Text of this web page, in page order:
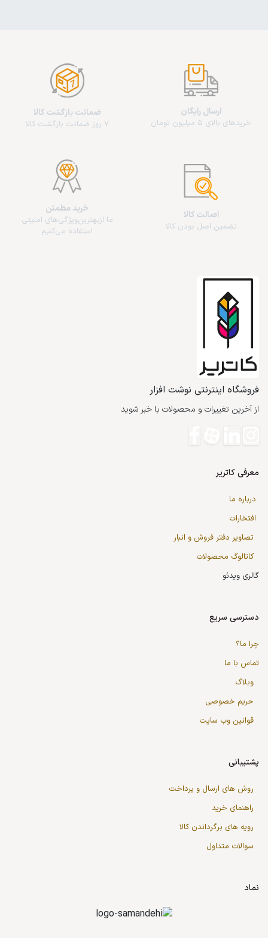
ارسال رایگان
خریدهای بالای 5 میلیون تومان
ضمانت بازگشت کالا
7 روز ضمانت بازگشت کالا
اصالت کالا
تضمین اصل بودن کالا
خرید مطمئن
ما از‌بهترین‌ویژگی‌های امنیتی
استفاده می‌کنیم
فروشگاه اینترنتی نوشت افزار
از آخرین تغییرات و محصولات با خبر شوید
معرفی کاتریر
درباره ما
افتخارات
تصاویر دفتر فروش و انبار
کاتالوگ محصولات
گالری ویدئو
دسترسی سریع
چرا ما؟
تماس با ما
وبلاگ
حریم خصوصی
قوانین وب سایت
پشتیبانی
روش های ارسال و پرداخت
راهنمای خرید
رویه های برگرداندن کالا
سوالات متداول
نماد